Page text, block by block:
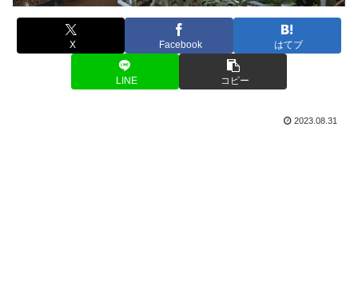
X Facebook はてブ
LINE コピー
2023.08.31